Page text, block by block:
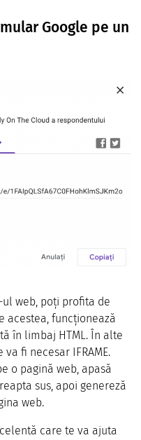
Google pe un
web, poți profita de
acestea, funcționează
în limbaj HTML. În alte
fi necesar IFRAME.
o pagină web, apasă
sus, apoi genereză
web.
care te va ajuta